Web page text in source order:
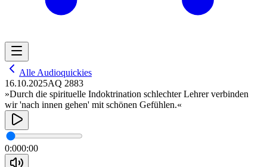
Alle Audioquickies
16.10.2025AQ 2883
»Durch die spirituelle Indoktrination schlechter Lehrer verbinden
wir 'nach innen gehen' mit schönen Gefühlen.«
0:000:00